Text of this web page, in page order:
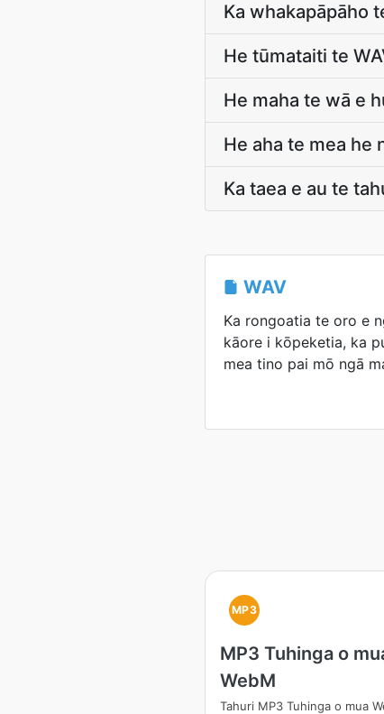
Ka whakapāpāho
He tūmataiti te
He maha te wā e
He aha te mea he
Ka taea e au te
WAV
Ka rongoatia te oro e
kāore i kōpeketia, ka
mea tino pai mō ngā
MP3
MP3 Tuhinga o
WebM
Tahuri MP3 Tuhinga o mua